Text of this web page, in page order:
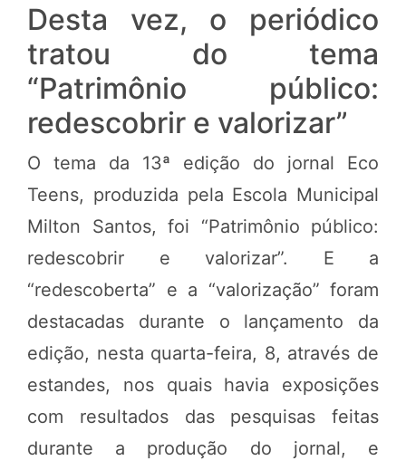
Desta vez, o periódico
tratou do tema
“Patrimônio público:
redescobrir e valorizar”
O tema da 13ª edição do jornal Eco
Teens, produzida pela Escola Municipal
Milton Santos, foi “Patrimônio público:
redescobrir e valorizar”. E a
“redescoberta” e a “valorização” foram
destacadas durante o lançamento da
edição, nesta quarta-feira, 8, através de
estandes, nos quais havia exposições
com resultados das pesquisas feitas
durante a produção do jornal, e